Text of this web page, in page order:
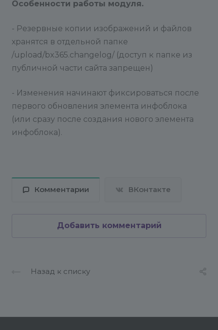
Особенности работы модуля.
- Резервные копии изображений и файлов
хранятся в отдельной папке
/upload/bx365.changelog/ (доступ к папке из
публичной части сайта запрещен)
- Изменения начинают фиксироваться после
первого обновления элемента инфоблока
(или сразу после создания нового элемента
инфоблока).
Комментарии ВКонтакте
Добавить комментарий
Назад к списку